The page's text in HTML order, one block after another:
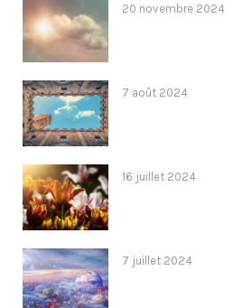
20 novembre 2024
7 août 2024
16 juillet 2024
7 juillet 2024